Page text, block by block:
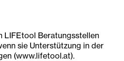
LIFEtool Beratungsstellen
sie Unterstützung in der
(www.lifetool.at).